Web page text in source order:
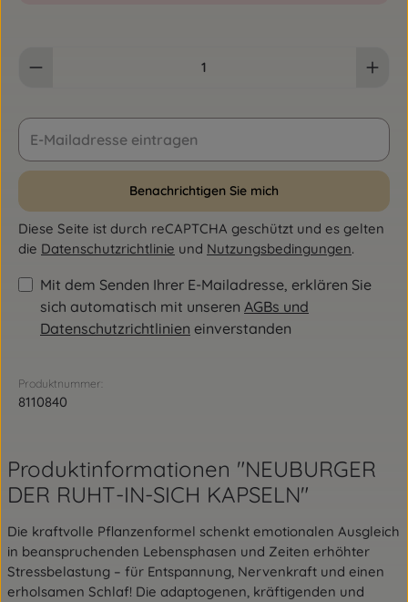
Benachrichtigen Sie mich
Diese Seite ist durch reCAPTCHA geschützt und es gelten
die Datenschutzrichtlinie und Nutzungsbedingungen.
Mit dem Senden Ihrer E-Mailadresse, erklären Sie
sich automatisch mit unseren AGBs und
Datenschutzrichtlinien einverstanden
Produktnummer:
8110840
Produktinformationen "NEUBURGER
DER RUHT-IN-SICH KAPSELN"
Die kraftvolle Pflanzenformel schenkt emotionalen Ausgleich
in beanspruchenden Lebensphasen und Zeiten erhöhter
Stressbelastung – für Entspannung, Nervenkraft und einen
erholsamen Schlaf! Die adaptogenen, kräftigenden und